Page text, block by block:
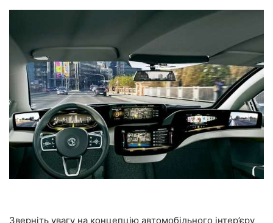
Зверніть увагу на концепцію автомобільного інтер’єру